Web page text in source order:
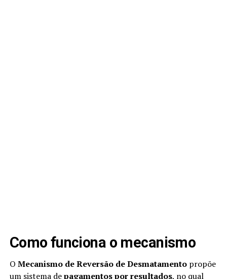
Como funciona o mecanismo
O Mecanismo de Reversão de Desmatamentopropõe
um sistema depagamentos por resultados, no qual